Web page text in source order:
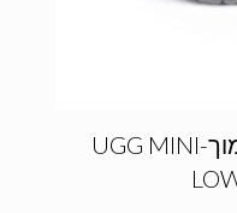
מגפי האגג דגם מיני נמוך-UGG MINI